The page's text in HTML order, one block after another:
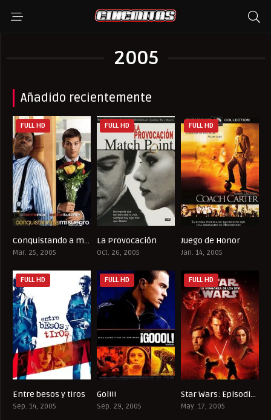
2005
Añadido recientemente
5.9
FULL HD
Conquistando a mi Suegro
Mar. 25, 2005
FULL HD
La Provocación
Oct. 26, 2005
FULL HD
Juego de Honor
Jan. 14, 2005
7.5
FULL HD
Entre besos y tiros
Sep. 14, 2005
FULL HD
Gol!!!
Sep. 29, 2005
7.6
FULL HD
Star Wars: Episodio III – La Venganza de los Sith
May. 17, 2005